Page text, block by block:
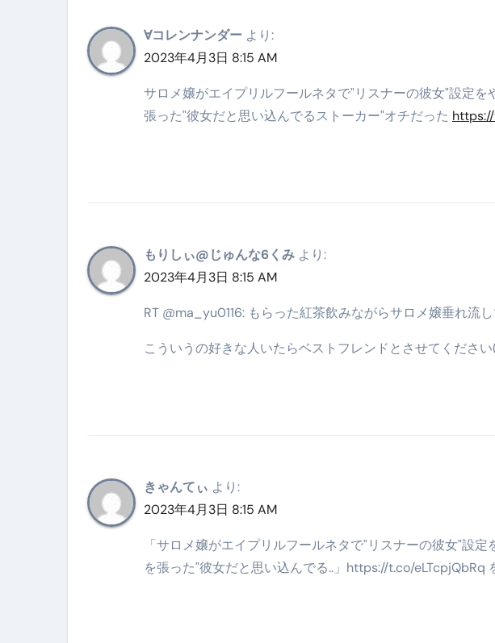
新春スペシャルセール完全ガイド：国内航空券＋ホテ
【ムームードメイン】 【.site】今注目のドメインをご紹
梅干しを毎日食べたらどうなるの？①【30秒でわか
バナナを毎日食べたらどうなるの？①【30秒でわか
ドメイン取得からホームページ完成まで。ムームード
かいまき（掻巻き）超完全ガイド｜“着る布団”で肩・
【最新版】掛け布団の選び方“完全攻略”｜シンサレー
【アシストステッパー】ハンドル付き・筋力アシスト
「3秒で整う、新しい栄養補給」 飲むミスト（IN
クリスマスの魔法で、心と未来を彩る方法――「
磁気ネックレスは「首に着けるだけ」じゃない。日常
【最新】手袋の選び方 完全ガイド｜スマホ対応・防
電気カミソリ完全ガイド｜深剃り・肌へのやさしさ・
補聴器の選び方 完全ガイド｜集音器との違い・タイ
失敗しない「爪切り」完全ガイド：高級クリッパー
∀コレンナンダー より:
2023年4月3日 8:15 AM
サロメ嬢がエイプリルフールネタで"リスナーの彼女"設定を
張った"彼女だと思い込んでるストーカー"オチだった
もりしぃ@じゅんな6くみ より:
2023年4月3日 8:15 AM
RT @ma_yu0116: もらった紅茶飲みながらサロメ嬢垂れ流
こういうの好きな人いたらベストフレンドとさせてくださ
きゃんてぃ より:
2023年4月3日 8:15 AM
「サロメ嬢がエイプリルフールネタで"リスナーの彼女"設
を張った"彼女だと思い込んでる..」https://t.co/eLTcpjQbRq